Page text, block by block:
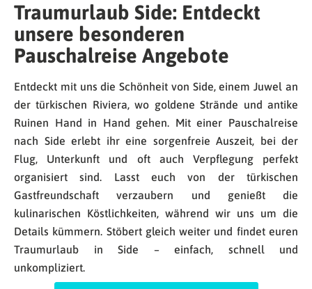
Traumurlaub Side: Entdeckt
unsere besonderen
Pauschalreise Angebote
Entdeckt mit uns die Schönheit von Side, einem Juwel an
der türkischen Riviera, wo goldene Strände und antike
Ruinen Hand in Hand gehen. Mit einer Pauschalreise
nach Side erlebt ihr eine sorgenfreie Auszeit, bei der
Flug, Unterkunft und oft auch Verpflegung perfekt
organisiert sind. Lasst euch von der türkischen
Gastfreundschaft verzaubern und genießt die
kulinarischen Köstlichkeiten, während wir uns um die
Details kümmern. Stöbert gleich weiter und findet euren
Traumurlaub in Side – einfach, schnell und
unkompliziert.